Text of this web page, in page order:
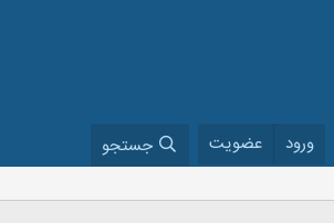
ورود عضویت جستجو